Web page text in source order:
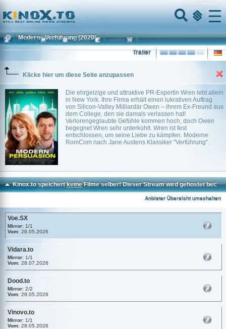
Home
Menu
Moderne Verführung (2020)
Trailer
Klicke hier um diese Seite anzupassen
Die ehrgeizige und attraktive PR-Expertin Wren lebt allein
in New York. Ihre Firma erhält einen lukrativen Auftrag
von Silicon-Valley Milliardär Owen – ihrem Ex-Freund aus
dem College, den sie damals verlassen hat!
Verlorengeglaubte Gefühle kommen hoch, doch Owen
begegnet Wren sehr unterkühlt. Wren ist fest
entschlossen, um seine Liebe zu kämpfen. Moderne
RomCom nach Jane Austens Klassiker "Verführung".
Alex Appel USA ~ 87 min. Komödie 0
Kinox.to speichertkeineFilme selber! Dieser Stream wird gehostet bei:
Anbieter Übersicht umschalten
Voe.SX
Mirror: 1/1
Vom: 28.05.2026
Vidara.to
Mirror: 1/1
Vom: 28.07.2026
Dood.to
Mirror: 2/2
Vom: 28.05.2026
Vinovo.to
Mirror: 1/1
Vom: 28.05.2026